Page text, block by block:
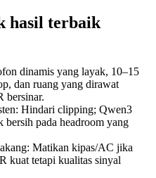
hasil terbaik
dinamis yang layak, 10–15
dan ruang yang dirawat
bersinar.
Hindari clipping; Qwen3
pada headroom yang
Matikan kipas/AC jika
kuat tetapi kualitas sinyal